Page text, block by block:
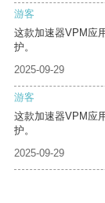
游客
这款加速器VPM应
护。
2025-09-29
游客
这款加速器VPM应
护。
2025-09-29